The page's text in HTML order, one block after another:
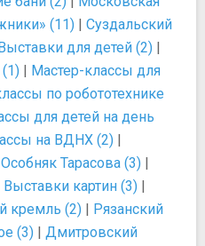
(11) | Суздальский
для детей (2) |
| Мастер-классы для
по робототехнике
для детей на день
на ВДНХ (2) |
Особняк Тарасова (3) |
Выставки картин (3) |
кремль (2) | Рязанский
(3) | Дмитровский